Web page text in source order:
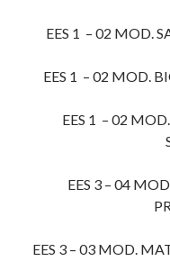
EES 1 – 02 MOD.
EES 1 – 02 MOD.
EES 1 – 02
EES 3 – 04
EES 3 – 03 MOD.